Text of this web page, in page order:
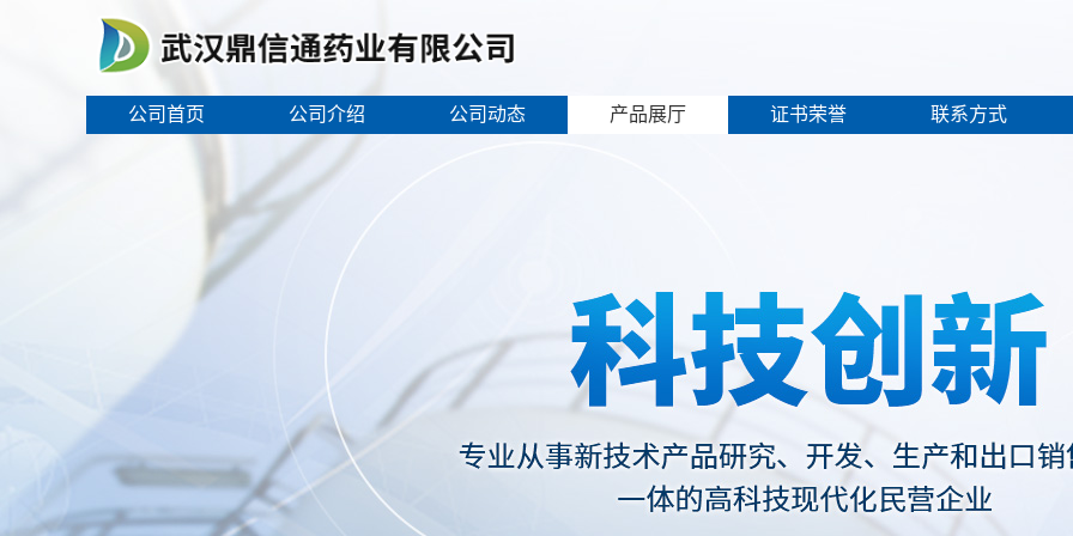
公司首页 公司介绍 公司动态 产品展厅 证书荣誉 联系方式